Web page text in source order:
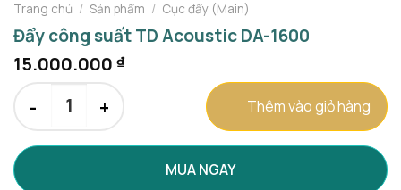
Trang chủ / Sản phẩm / Cục đẩy (Main)
Đẩy công suất TD Acoustic DA-1600
15.000.000 ₫
Đẩy công suất TD Acoustic DA-1600 số lượng
Thêm vào giỏ hàng
MUA NGAY